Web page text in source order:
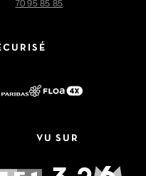
70 95 85 85
VU SUR